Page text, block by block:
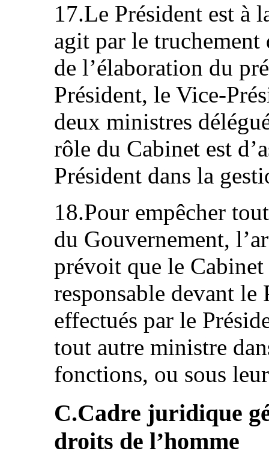
17.Le Président est à
agit par le
de l’élaboration du
Président, le Vice-
deux ministres
rôle du Cabinet est
Président dans la
18.Pour empêcher
du Gouvernement,
prévoit que le
responsable devant le
effectués par le
tout autre ministre
fonctions, ou sous
C.Cadre juridique
droits de l’homme